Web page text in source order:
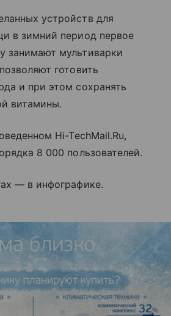
устройств для
в зимний период первое
занимают мультиварки
готовить
и при этом сохранять
витамины.
Hi-TechMail.Ru,
8 000 пользователей.
— в инфографике.